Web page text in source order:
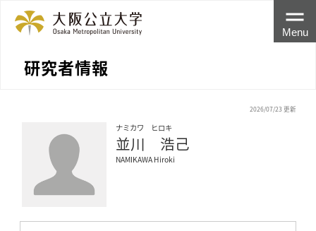
研究者情報
Menu
2026/07/23 更新
ナミカワ ヒロキ
並川 浩己
NAMIKAWA Hiroki